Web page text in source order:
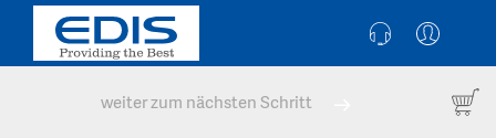
weiter zum nächsten Schritt